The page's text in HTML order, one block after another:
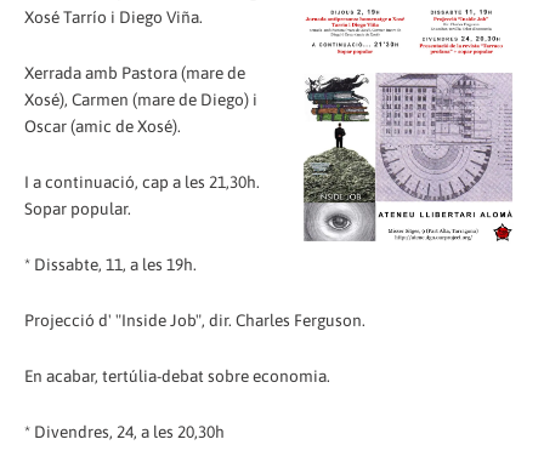
Xosé Tarrío i Diego Viña.
Xerrada amb Pastora (mare de
Xosé), Carmen (mare de Diego) i
Oscar (amic de Xosé).
I a continuació, cap a les 21,30h.
Sopar popular.
* Dissabte, 11, a les 19h.
Projecció d' "Inside Job", dir. Charles Ferguson.
En acabar, tertúlia-debat sobre economia.
* Divendres, 24, a les 20,30h